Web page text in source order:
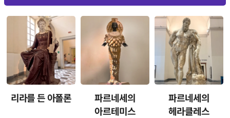
리라를 든 아폴론
파르네세의
아르테미스
파르네세의
헤라클레스